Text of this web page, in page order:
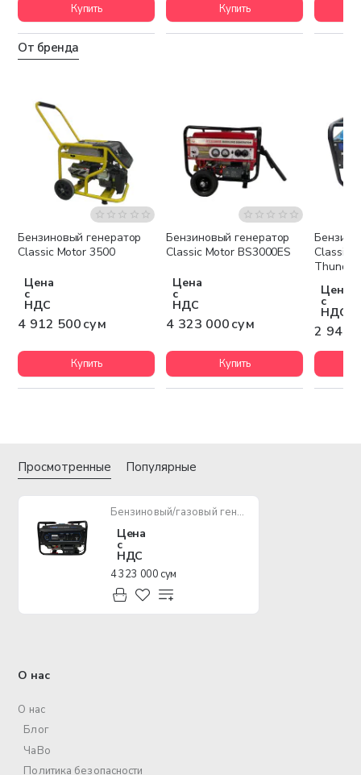
Купить Купить
От бренда
Бесплатная доставка
Бензиновый генератор
Classic Motor 3500
Цена
с
НДС
4 912 500 сум
Купить
Бесплатная доставка
Бензиновый генератор
Classic Motor BS3000ES
Цена
с
НДС
4 323 000 сум
Купить
Classic
Thunder
Цена
с
НДС
2 947
Просмотренные Популярные
Бензиновый/газовый генератор Classic Motor ZH6800YM
Цена
с
НДС
4 323 000 сум
О нас
О нас
Блог
ЧаВо
Политика безопасности